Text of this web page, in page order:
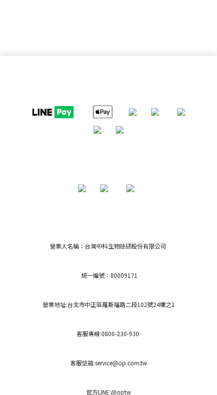
營業人名稱：台灣中科生物技研股份有限公司
統一編號：80009171
營業地址:台北市中正區羅斯福路二段102號24樓之1
客服專線:0800-230-930
客服信箱:service@op.com.tw
官方LINE:@optw